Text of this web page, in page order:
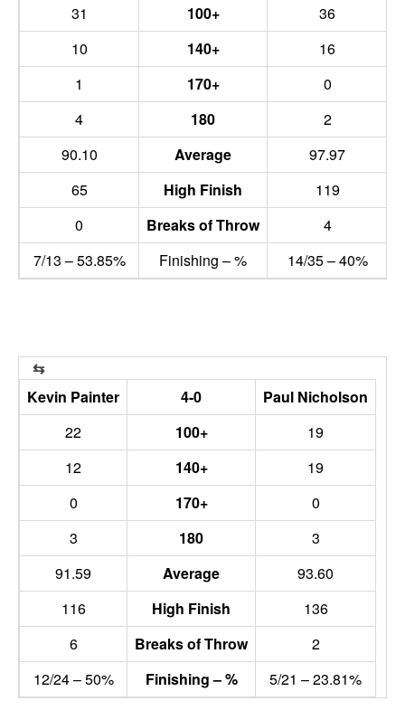
31
100+
36
10
140+
16
1
170+
0
4
180
2
90.10
Average
97.97
65
High Finish
119
0
Breaks of Throw
4
7/13 – 53.85%
Finishing – % 14/35 – 40%
Kevin Painter 4-0
Paul Nicholson
22
100+
19
12
140+
19
0
170+
0
3
180
3
91.59
Average
93.60
116
High Finish
136
6
Breaks of Throw
2
12/24 – 50%
Finishing – % 5/21 – 23.81%